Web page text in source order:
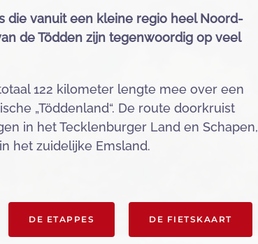
die vanuit een kleine regio heel Noord-
de Tödden zijn tegenwoordig op veel
122 kilometer lengte mee over een
„Töddenland“. De route doorkruist
in het Tecklenburger Land en Schapen,
het zuidelijke Emsland.
DE ETAPPES DE FIETSKAART